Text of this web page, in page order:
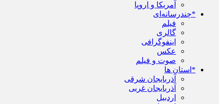
آمریکا و اروپا
*چندرسانه‌ای
فیلم
گالری
اینفوگرافی
عکس
صوت و فیلم
*استان ها
آذربایجان شرقی
آذربایجان غربی
اردبیل